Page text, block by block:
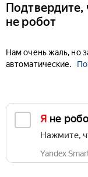
Подтвердите,
не робот
Нам очень жаль, но
автоматические.
Я не
Нажмите,
Yandex